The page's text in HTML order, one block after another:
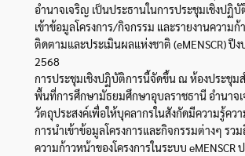
อำนาจเจริญ เป็นประธานในการประชุมเชิงปฏิบั
เข้าข้อมูลโครงการ/กิจกรรม และรายงานความ
ติดตามและประเมินผลแห่งชาติ (eMENSCR) ปี
2568
การประชุมเชิงปฏิบัติการนี้จัดขึ้น ณ ห้องประชุม
พื้นที่การศึกษามัธยมศึกษาอุบลราชธานี อำนาจ
วัตถุประสงค์เพื่อให้บุคลากรในสังกัดมีความรู้ควา
การนำเข้าข้อมูลโครงการและกิจกรรมต่างๆ รวม
ความก้าวหน้าของโครงการในระบบ eMENSCR